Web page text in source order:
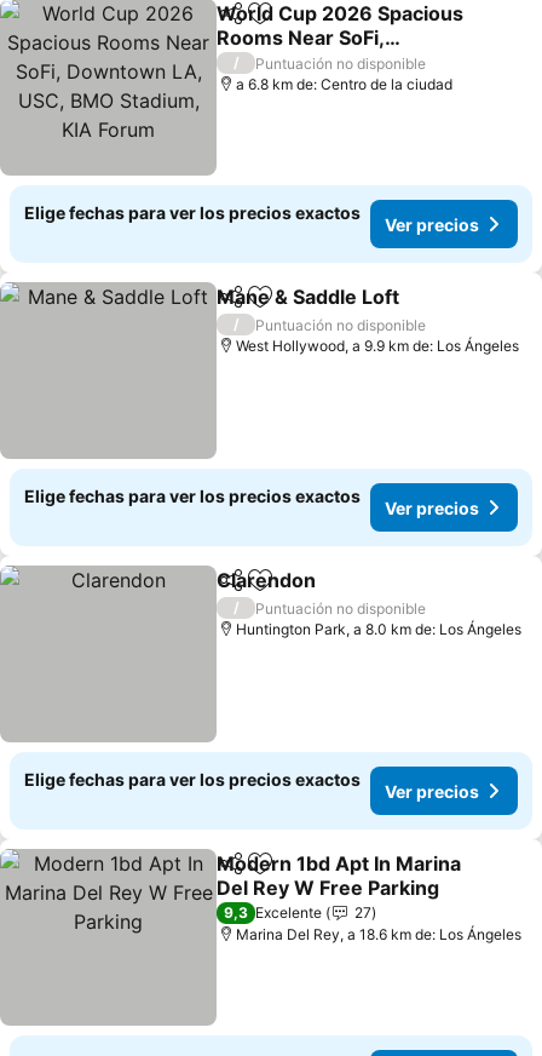
CompartirAgregar a favoritos
World Cup 2026 Spacious
Rooms Near SoFi,
Downtown LA, USC, BMO
Stadium, KIA Forum
/
Puntuación no disponible
a 6.8 km de: Centro de la ciudad
Elige fechas para ver los precios exactos
Ver precios
CompartirAgregar a favoritos
Mane & Saddle Loft
/
Puntuación no disponible
West Hollywood, a 9.9 km de: Los Ángeles
Elige fechas para ver los precios exactos
Ver precios
CompartirAgregar a favoritos
Clarendon
/
Puntuación no disponible
Huntington Park, a 8.0 km de: Los Ángeles
Elige fechas para ver los precios exactos
Ver precios
CompartirAgregar a favoritos
Modern 1bd Apt In Marina
Del Rey W Free Parking
9,3 Excelente
27
Marina Del Rey, a 18.6 km de: Los Ángeles